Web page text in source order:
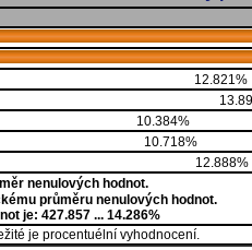
12.821%
10.384%
10.718%
12.888%
nenulových hodnot.
průměru nenulových hodnot.
je: 427.857 ... 14.286%
je procentuélní vyhodnocení.